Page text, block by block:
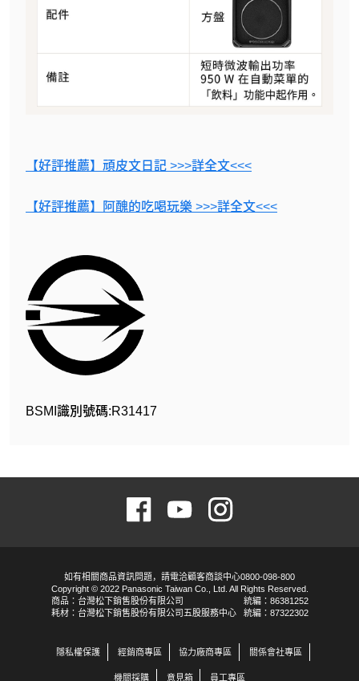
【好評推薦】頑皮文日記 >>>詳全文<<<
【好評推薦】阿醜的吃喝玩樂 >>>詳全文<<<
BSMI識別號碼:R31417
如有相關商品資訊問題，請電洽顧客商談中心0800-098-800
Copyright © 2022 Panasonic Taiwan Co., Ltd. All Rights Reserved.
商品：台灣松下銷售股份有限公司
耗材：台灣松下銷售股份有限公司五股服務中心
統編：86381252
統編：87322302
隱私權保護 經銷商專區 協力廠商專區 關係會社專區
機關採購 意見箱 員工專區